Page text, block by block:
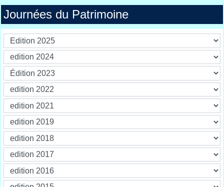
Journées du Patrimoine